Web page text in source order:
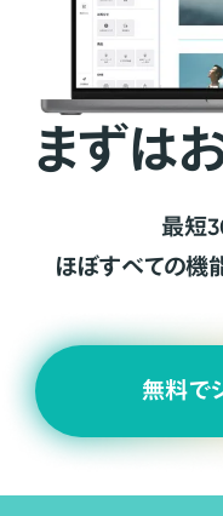
まずは
最短
ほぼすべての機
無料で